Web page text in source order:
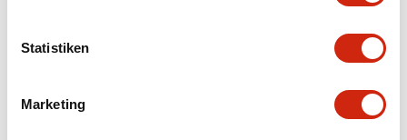
Statistiken
Marketing
Mounting and Installation Specifications